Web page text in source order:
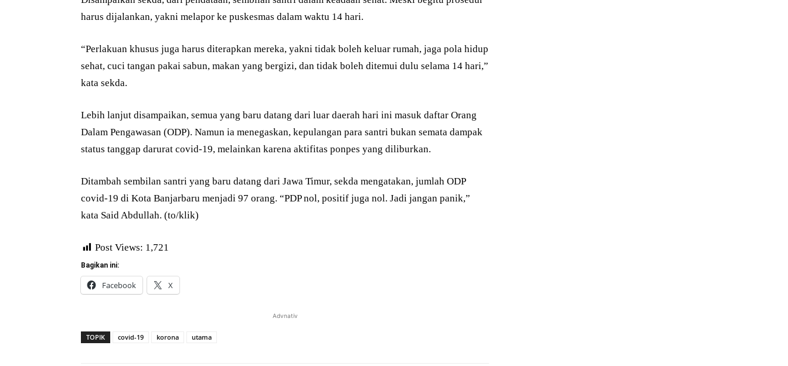
harus dijalankan, yakni melapor ke puskesmas dalam waktu 14 hari.
“Perlakuan khusus juga harus diterapkan mereka, yakni tidak boleh keluar rumah, jaga pola hidup
sehat, cuci tangan pakai sabun, makan yang bergizi, dan tidak boleh ditemui dulu selama 14 hari,”
kata sekda.
Lebih lanjut disampaikan, semua yang baru datang dari luar daerah hari ini masuk daftar Orang
Dalam Pengawasan (ODP). Namun ia menegaskan, kepulangan para santri bukan semata dampak
status tanggap darurat covid-19, melainkan karena aktifitas ponpes yang diliburkan.
Ditambah sembilan santri yang baru datang dari Jawa Timur, sekda mengatakan, jumlah ODP
covid-19 di Kota Banjarbaru menjadi 97 orang. “PDP nol, positif juga nol. Jadi jangan panik,”
kata Said Abdullah. (to/klik)
Post Views: 1,721
Bagikan ini:
Facebook X
Advnativ
TOPIK covid-19 korona utama